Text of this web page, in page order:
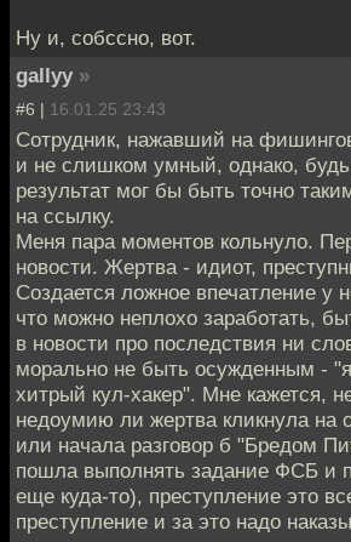
Ну и, собссно, вот.
gallyy »
#6 | 16.01.25 23:43
Сотрудник, нажавший на
и не слишком умный, однако,
результат мог бы быть точно
на ссылку.
Меня пара моментов кольнуло.
новости. Жертва - идиот,
Создается ложное впечатление у
что можно неплохо заработать,
в новости про последствия ни
морально не быть осужденным -
хитрый кул-хакер". Мне кажется,
недоумию ли жертва кликнула на
или начала разговор б "Бредом
пошла выполнять задание ФСБ и
еще куда-то), преступление это
преступление и за это надо